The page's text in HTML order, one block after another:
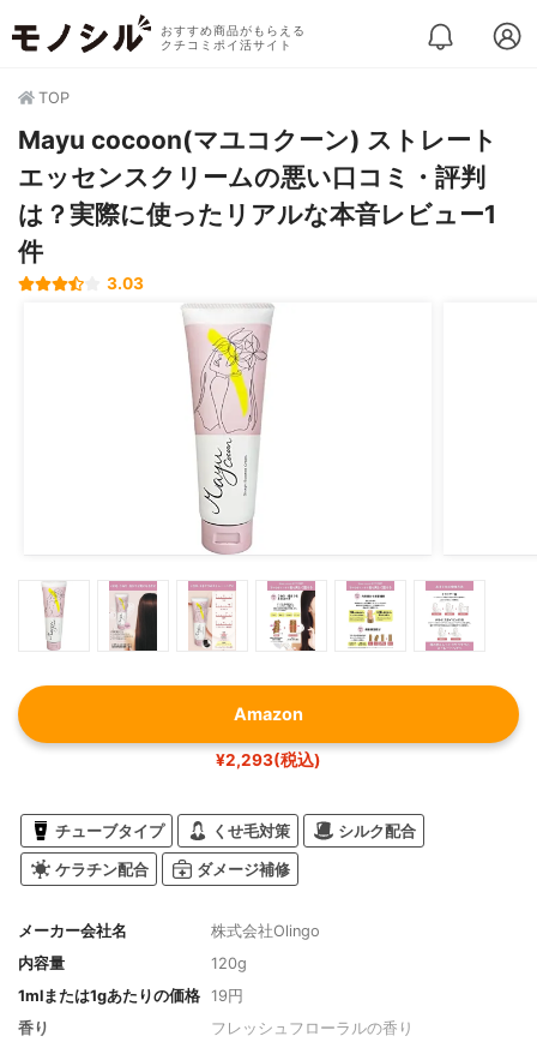
おすすめ商品がもらえる
クチコミポイ活サイト
TOP
Mayu cocoon(マユコクーン) ストレート
エッセンスクリームの悪い口コミ・評判
は？実際に使ったリアルな本音レビュー1
件
3.03
Amazon
¥2,293(税込)
チューブタイプ くせ毛対策 シルク配合
ケラチン配合 ダメージ補修
メーカー会社名
株式会社Olingo
内容量
120g
1mlまたは1gあたりの価格 19円
香り
フレッシュフローラルの香り